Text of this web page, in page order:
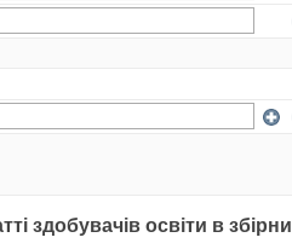
здобувачів освіти в